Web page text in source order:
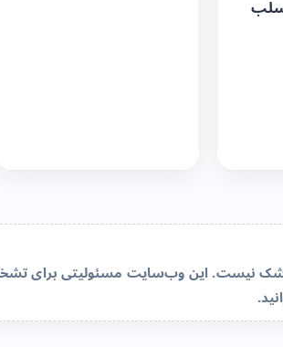
نیست. این وب‌سایت مسئولیتی برای